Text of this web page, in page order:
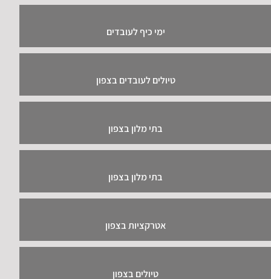
ימי כיף לעובדים
טיולים לעובדים בצפון
בתי מלון בצפון
בתי מלון בצפון
אטרקציות בצפון
טיולים בצפון